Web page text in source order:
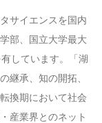
サイエンスを国内
部、国立大学最大
しています。「湖
継承、知の開拓、
換期において社会
産業界とのネット